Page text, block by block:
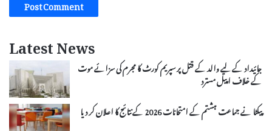
Latest News
جائیداد کے لیے والد کے قتل پر سپریم کورٹ کا مجرم کی سزائے موت
کے خلاف اپیل مسترد
پیکٹا نے جماعت ہشتم کے امتحانات 2026 کے نتائج کا اعلان کر دیا